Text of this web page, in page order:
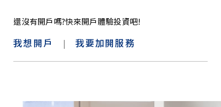
還沒有開戶嗎?快來開戶體驗投資吧!
我想開戶 | 我要加開服務